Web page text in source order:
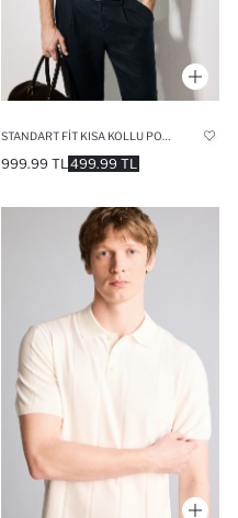
499.99 TL
999.99 TL